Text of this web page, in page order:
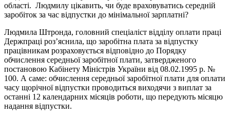
області. Людмилу цікавить, чи буде враховуватись середній
заробіток за час відпустки до мінімальної зарплатні?
Людмила Штронда, головний спеціаліст відділу оплати праці
Держпраці роз’яснила, що заробітна плата за відпустку
працівникам розраховується відповідно до Порядку
обчислення середньої заробітної плати, затвердженого
постановою Кабінету Міністрів України від 08.02.1995 р. №
100. А саме: обчислення середньої заробітної плати для оплати
часу щорічної відпустки проводиться виходячи з виплат за
останні 12 календарних місяців роботи, що передують місяцю
надання відпустки.